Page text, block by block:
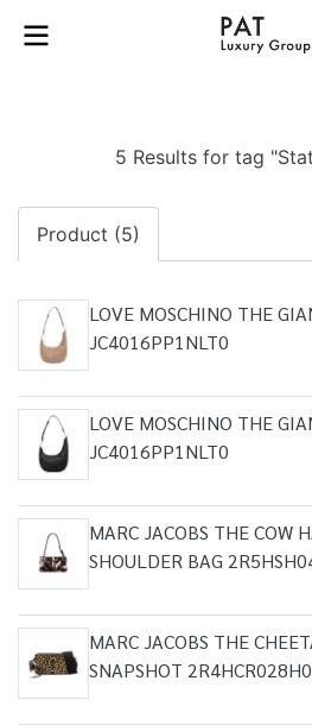
5 Results for tag
Product (5)
LOVE MOSCHINO THE
JC4016PP1NLT0
LOVE MOSCHINO THE
JC4016PP1NLT0
MARC JACOBS THE COW
SHOULDER BAG
MARC JACOBS THE
SNAPSHOT